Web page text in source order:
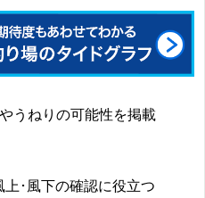
うねりの可能性を掲載
上･風下の確認に役立つ